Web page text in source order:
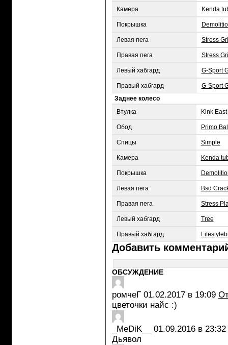
Камера Kenda
Покрышка
Левая пега Stress
Правая пега Stress
Левый хабгард G-Sport
Правый хабгард
G-Sport
Заднее колесо
Втулка
Kink
Обод Primo
Спицы Simple
Камера Kenda
Покрышка
Левая пега Bsd
Правая пега Stress
Левый хабгард Tree
Правый хабгард
Добавить
ОБСУЖДЕНИЕ
ромчеГ 01.02.2017 в 19:09
цветочки найс :)
_MeDiK__
01.09.2016 в 23:32
Дьявол